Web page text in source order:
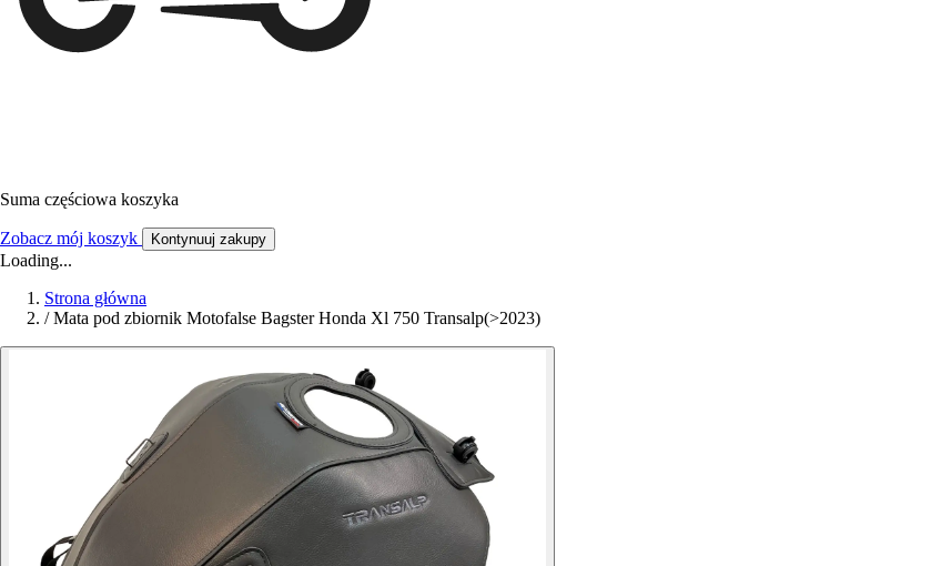
Suma częściowa koszyka
Zobacz mój koszyk Kontynuuj zakupy
Loading...
Strona główna
/ Mata pod zbiornik Motofalse Bagster Honda Xl 750 Transalp(>2023)